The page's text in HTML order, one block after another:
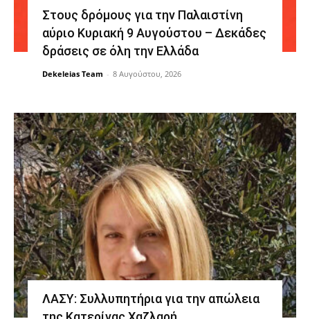
Στους δρόμους για την Παλαιστίνη
αύριο Κυριακή 9 Αυγούστου – Δεκάδες
δράσεις σε όλη την Ελλάδα
Dekeleias Team - 8 Αυγούστου, 2026
ΛΑΣΥ: Συλλυπητήρια για την απώλεια